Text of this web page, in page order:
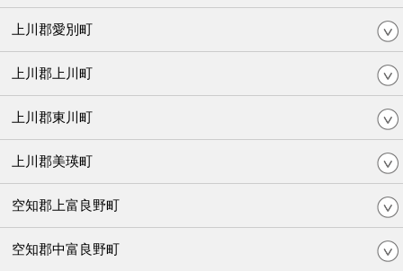
上川郡愛別町
上川郡上川町
上川郡東川町
上川郡美瑛町
空知郡上富良野町
空知郡中富良野町